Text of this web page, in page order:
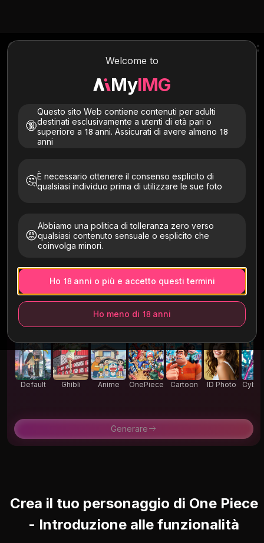
Welcome to
MyIMG
🔞
Questo sito Web contiene contenuti per adulti
destinati esclusivamente a utenti di età pari o
superiore a 18 anni. Assicurati di avere almeno 18
anni
🤔È necessario ottenere il consenso esplicito di
qualsiasi individuo prima di utilizzare le sue foto
😡
Abbiamo una politica di tolleranza zero verso
qualsiasi contenuto sensuale o esplicito che
coinvolga minori.
Ho 18 anni o più e accetto questi termini
Ho meno di 18 anni
Crea il tuo personaggio di One Piece:
trasformati in un avatar anime di
One Piece
Carica la tua foto e lascia che la nostra intelligenza artificiale ti
l'emozione di entrare a far parte della tua ciurma di pirati
preferita. È veloce, facile e divertente!
Immagine in immagine
Proporzioni
1:1 16:9 9:16 4:3 3:4
Descrivi la tua immagine
Default Ghibli Anime OnePiece Cartoon ID Photo
Generare
Crea il tuo personaggio di One Piece
- Introduzione alle funzionalità